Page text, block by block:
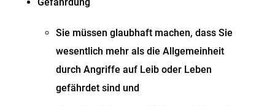
Sie müssen glaubhaft machen, dass Sie
wesentlich mehr als die Allgemeinheit
durch Angriffe auf Leib oder Leben
gefährdet sind und